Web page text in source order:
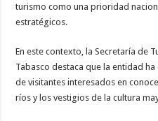
turismo como una prioridad
estratégicos.
En este contexto, la Secretaría de
Tabasco destaca que la entidad
de visitantes interesados en
ríos y los vestigios de la cultura